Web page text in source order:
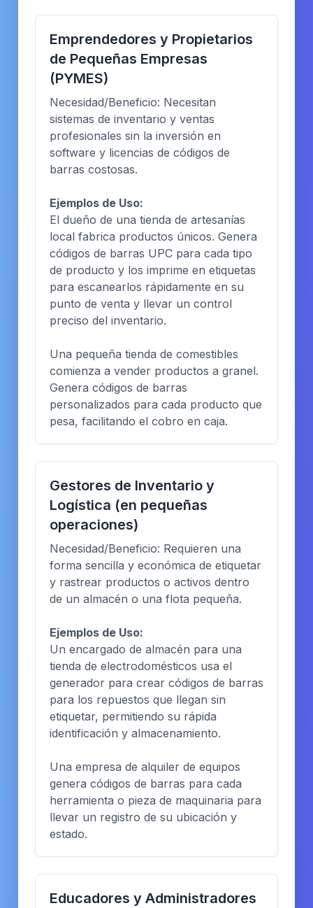
Emprendedores y Propietarios
de Pequeñas Empresas
(PYMES)
Necesidad/Beneficio: Necesitan
sistemas de inventario y ventas
profesionales sin la inversión en
software y licencias de códigos de
barras costosas.
Ejemplos de Uso:
El dueño de una tienda de artesanías
local fabrica productos únicos. Genera
códigos de barras UPC para cada tipo
de producto y los imprime en etiquetas
para escanearlos rápidamente en su
punto de venta y llevar un control
preciso del inventario.
Una pequeña tienda de comestibles
comienza a vender productos a granel.
Genera códigos de barras
personalizados para cada producto que
pesa, facilitando el cobro en caja.
Gestores de Inventario y
Logística (en pequeñas
operaciones)
Necesidad/Beneficio: Requieren una
forma sencilla y económica de etiquetar
y rastrear productos o activos dentro
de un almacén o una flota pequeña.
Ejemplos de Uso:
Un encargado de almacén para una
tienda de electrodomésticos usa el
generador para crear códigos de barras
para los repuestos que llegan sin
etiquetar, permitiendo su rápida
identificación y almacenamiento.
Una empresa de alquiler de equipos
genera códigos de barras para cada
herramienta o pieza de maquinaria para
llevar un registro de su ubicación y
estado.
Educadores y Administradores